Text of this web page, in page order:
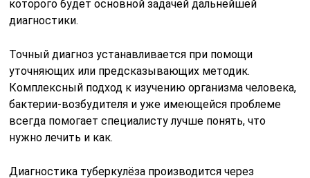
определение общего количества «палочек Коха» в
организме. Работает на туберкулине — активном
веществе, содержащим неживые бактерии-
возбудители туберкулёза. Реакция Манту никогда
не используется как уточняющая методика, она
лишь предполагает риск наличия или развития
диаскинтест — работает так же, как Манту, но при